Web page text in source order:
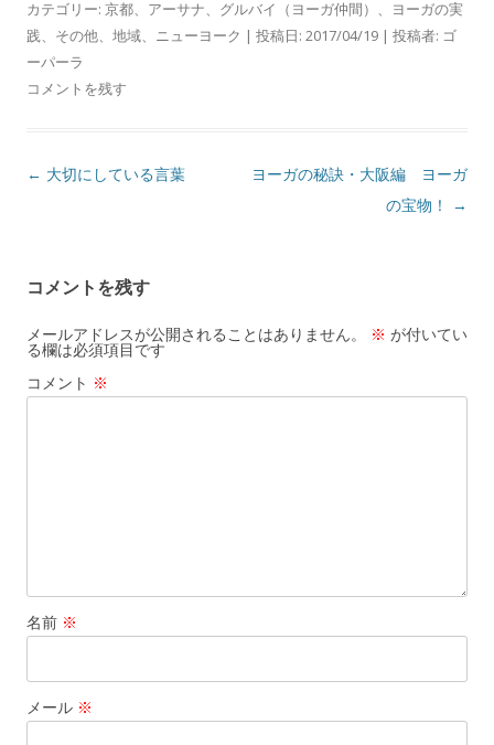
カテゴリー: 京都、 アーサナ、 グルバイ（ヨーガ仲間） 、
ヨーガの実
践、 その他、 地域、 ニューヨーク | 投稿日: 2017/04/19 | 投稿者: ゴ
ーパーラ
コメントを残す
投
ゲ
ー
シ
ョ
← 大切にしている言葉
ヨーガの秘訣・大阪編 ヨーガ
の宝物！
→
コメントを残す
メールアドレスが公開されることはありません。 ※ が付いてい
る欄は必須項目です
コメント ※
名前 ※
メール ※